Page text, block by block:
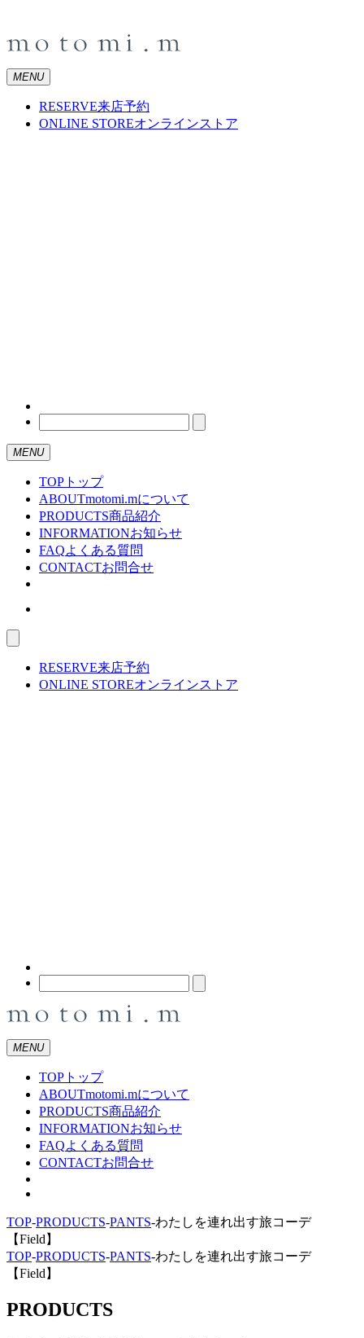
MENU
RESERVE来店予約
ONLINE STOREオンラインストア
MENU
TOP トップ
ABOUTmotomi.mについて
PRODUCTS商品紹介
INFORMATIONお知らせ
FAQよくある質問
CONTACTお問合せ
RESERVE来店予約
ONLINE STOREオンラインストア
MENU
TOP トップ
ABOUTmotomi.mについて
PRODUCTS商品紹介
INFORMATIONお知らせ
FAQよくある質問
CONTACTお問合せ
TOP-PRODUCTS-PANTS-わたしを連れ出す旅コーデ
【Field】
TOP-PRODUCTS-PANTS-わたしを連れ出す旅コーデ
【Field】
PRODUCTS